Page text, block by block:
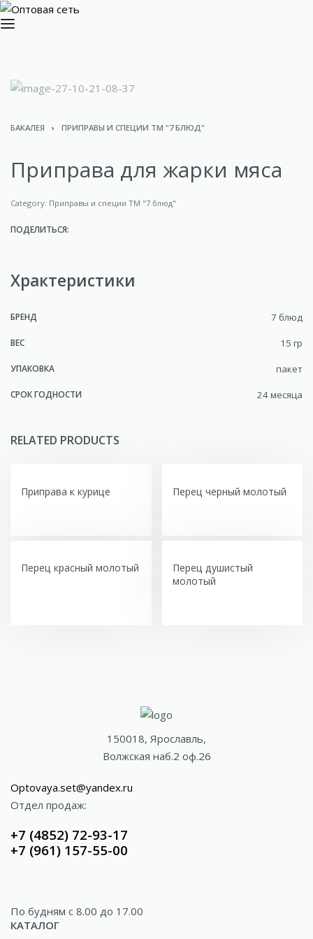
БАКАЛЕЯ › ПРИПРАВЫ И СПЕЦИИ ТМ "7 БЛЮД"
Приправа для жарки мяса
Category: Приправы и специи ТМ "7 блюд"
ПОДЕЛИТЬСЯ:
Храктеристики
БРЕНД 7 блюд
ВЕС 15 гр
УПАКОВКА пакет
СРОК ГОДНОСТИ 24 месяца
RELATED PRODUCTS
Приправа к курице Перец черный молотый
Перец красный молотый
Перец душистый
молотый
150018, Ярославль,
Волжская наб.2 оф.26
Optovaya.set@yandex.ru
Отдел продаж:
+7 (4852) 72-93-17
+7 (961) 157-55-00
По будням c 8.00 до 17.00
КАТАЛОГ